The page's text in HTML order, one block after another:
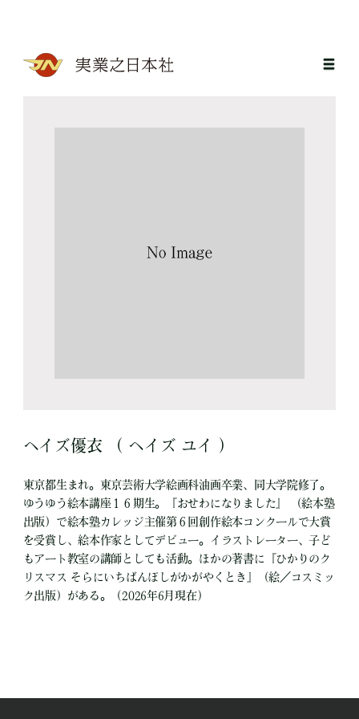
ヘイズ優衣 （ ヘイズ ユイ ）
東京都生まれ。東京芸術大学絵画科油画卒業、同大学院修了。
ゆうゆう絵本講座１６期生。『おせわになりました』 （絵本塾
出版）で絵本塾カレッジ主催第６回創作絵本コンクールで大賞
を受賞し、絵本作家としてデビュー。イラストレーター、子ど
もアート教室の講師としても活動。ほかの著書に『ひかりのク
リスマス そらにいちばんぼしがかがやくとき』（絵／コスミッ
ク出版）がある。（2026年6月現在）